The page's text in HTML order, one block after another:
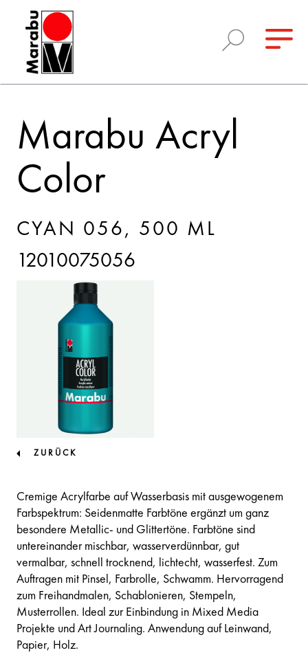
Marabu Acryl
Color
CYAN 056, 500 ML
12010075056
ZURÜCK
Cremige Acrylfarbe auf Wasserbasis mit ausgewogenem
Farbspektrum: Seidenmatte Farbtöne ergänzt um ganz
besondere Metallic- und Glittertöne. Farbtöne sind
untereinander mischbar, wasserverdünnbar, gut
vermalbar, schnell trocknend, lichtecht, wasserfest. Zum
Auftragen mit Pinsel, Farbrolle, Schwamm. Hervorragend
zum Freihandmalen, Schablonieren, Stempeln,
Musterrollen. Ideal zur Einbindung in Mixed Media
Projekte und Art Journaling. Anwendung auf Leinwand,
Papier, Holz.